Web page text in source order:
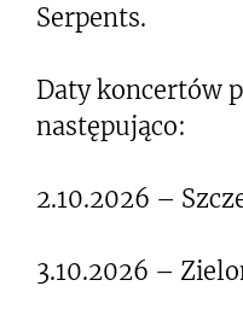
Serpents.
Daty koncertów
następująco:
2.10.2026 –
3.10.2026 –